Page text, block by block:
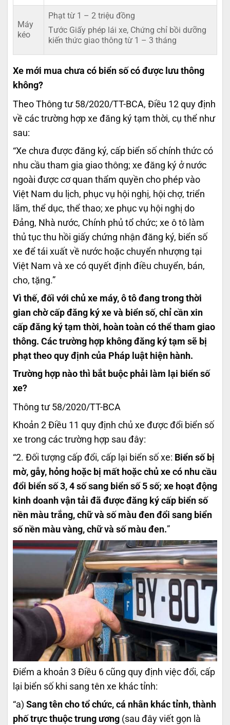
Máy
kéo
Phạt từ 1 – 2 triệu đồng
Tước Giấy phép lái xe, Chứng chỉ bồi dưỡng
kiến thức giao thông từ 1 – 3 tháng
Xe mới mua chưa có biển số có được lưu thông
không?
Theo Thông tư 58/2020/TT-BCA, Điều 12 quy định
về các trường hợp xe đăng ký tạm thời, cụ thể như
sau:
“Xe chưa được đăng ký, cấp biển số chính thức có
nhu cầu tham gia giao thông; xe đăng ký ở nước
ngoài được cơ quan thẩm quyền cho phép vào
Việt Nam du lịch, phục vụ hội nghị, hội chợ, triển
lãm, thể dục, thể thao; xe phục vụ hội nghị do
Đảng, Nhà nước, Chính phủ tổ chức; xe ô tô làm
thủ tục thu hồi giấy chứng nhận đăng ký, biển số
xe để tái xuất về nước hoặc chuyển nhượng tại
Việt Nam và xe có quyết định điều chuyển, bán,
cho, tặng.”
Vì thế, đối với chủ xe máy, ô tô đang trong thời
gian chờ cấp đăng ký xe và biển số, chỉ cần xin
cấp đăng ký tạm thời, hoàn toàn có thể tham giao
thông. Các trường hợp không đăng ký tạm sẽ bị
phạt theo quy định của Pháp luật hiện hành.
Trường hợp nào thì bắt buộc phải làm lại biển số
xe?
Thông tư 58/2020/TT-BCA
Khoản 2 Điều 11 quy định chủ xe được đổi biển số
xe trong các trường hợp sau đây:
“2. Đối tượng cấp đổi, cấp lại biển số xe: Biển số bị
mờ, gẫy, hỏng hoặc bị mất hoặc chủ xe có nhu cầu
đổi biển số 3, 4 số sang biển số 5 số; xe hoạt động
kinh doanh vận tải đã được đăng ký cấp biển số
nền màu trắng, chữ và số màu đen đổi sang biển
số nền màu vàng, chữ và số màu đen.”
Điểm a khoản 3 Điều 6 cũng quy định việc đổi, cấp
lại biển số khi sang tên xe khác tỉnh:
“a) Sang tên cho tổ chức, cá nhân khác tỉnh, thành
phố trực thuộc trung ương (sau đây viết gọn là